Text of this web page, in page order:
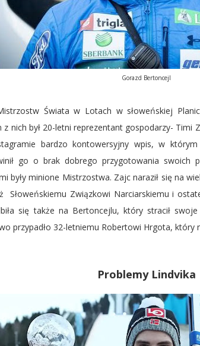
Gorazd Bertoncejl
Świata w Lotach w słoweńskiej
z nich był 20-letni reprezentant gospodarzy- Timi
bardzo kontowersyjny wpis, w
go o brak dobrego przygotowania swoich
były minione Mistrzostwa. Zajc naraził się na
Słoweńskiemu Związkowi Narciarskiemu i
się także na Bertoncejlu, który stracił
przypadło 32-letniemu Robertowi Hrgota, który
Problemy Lindvika